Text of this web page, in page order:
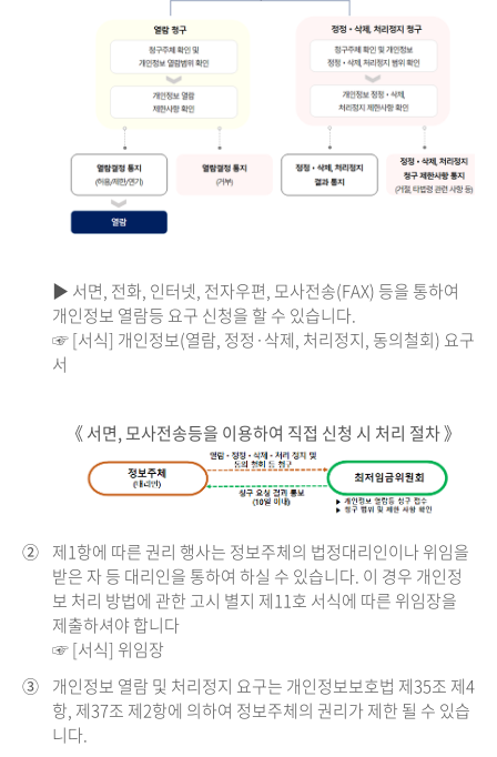
▶ 서면, 전화, 인터넷, 전자우편, 모사전송(FAX) 등을 통하여
개인정보 열람등 요구 신청을 할 수 있습니다.
☞ [서식] 개인정보(열람, 정정·삭제, 처리정지, 동의철회) 요구
서
《 서면, 모사전송등을 이용하여 직접 신청 시 처리 절차 》
② 제1항에 따른 권리 행사는 정보주체의 법정대리인이나 위임을
받은 자 등 대리인을 통하여 하실 수 있습니다. 이 경우 개인정
보 처리 방법에 관한 고시 별지 제11호 서식에 따른 위임장을
제출하셔야 합니다
☞ [서식] 위임장
③ 개인정보 열람 및 처리정지 요구는 개인정보보호법 제35조 제4
항, 제37조 제2항에 의하여 정보주체의 권리가 제한 될 수 있습
니다.